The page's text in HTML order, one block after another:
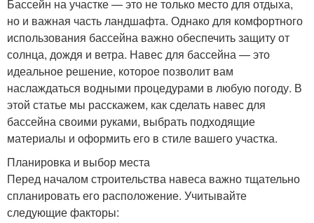
Бассейн на участке — это не только место для отдыха,
но и важная часть ландшафта. Однако для комфортного
использования бассейна важно обеспечить защиту от
солнца, дождя и ветра. Навес для бассейна — это
идеальное решение, которое позволит вам
наслаждаться водными процедурами в любую погоду. В
этой статье мы расскажем, как сделать навес для
бассейна своими руками, выбрать подходящие
материалы и оформить его в стиле вашего участка.
Планировка и выбор места
Перед началом строительства навеса важно тщательно
спланировать его расположение. Учитывайте
следующие факторы: